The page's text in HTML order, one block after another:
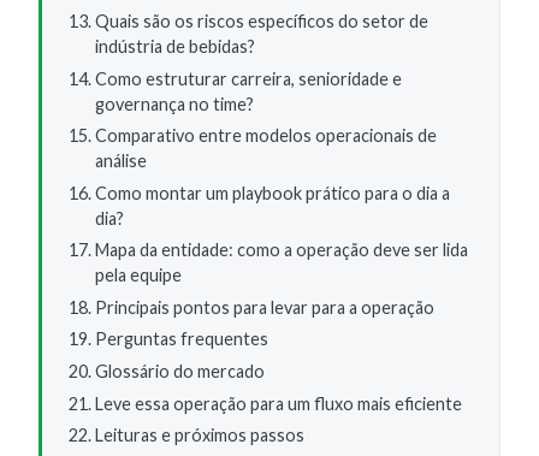
Quais são os riscos específicos do setor de
indústria de bebidas?
Como estruturar carreira, senioridade e
governança no time?
Comparativo entre modelos operacionais de
análise
Como montar um playbook prático para o dia a
dia?
Mapa da entidade: como a operação deve ser lida
pela equipe
Principais pontos para levar para a operação
Perguntas frequentes
Glossário do mercado
Leve essa operação para um fluxo mais eficiente
Leituras e próximos passos